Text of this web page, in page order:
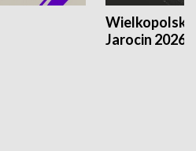
Jarocin 2026